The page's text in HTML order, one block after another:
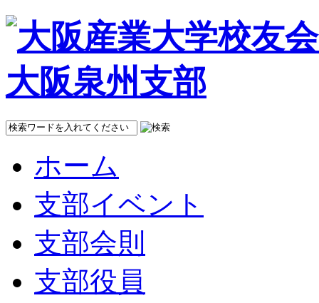
ホーム
支部イベント
支部会則
支部役員